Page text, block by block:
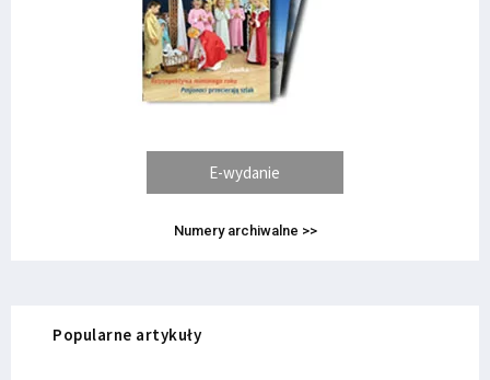
E-wydanie
Numery archiwalne >>
Popularne artykuły